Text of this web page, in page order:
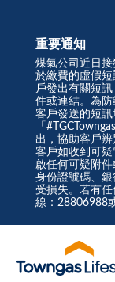
重要通知
煤氣公司近日
於繳費的虛假
戶發出有關短
件或連結。為
客戶發送的短訊
「
出，協助客戶辨
客戶如收到可
啟任何可疑附
身份證號碼、
受損失。若有
線：28806988